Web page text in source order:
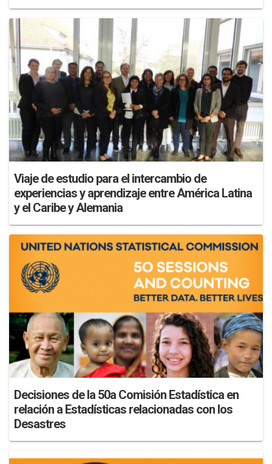
Viaje de estudio para el intercambio de
experiencias y aprendizaje entre América Latina
y el Caribe y Alemania
Decisiones de la 50a Comisión Estadística en
relación a Estadísticas relacionadas con los
Desastres